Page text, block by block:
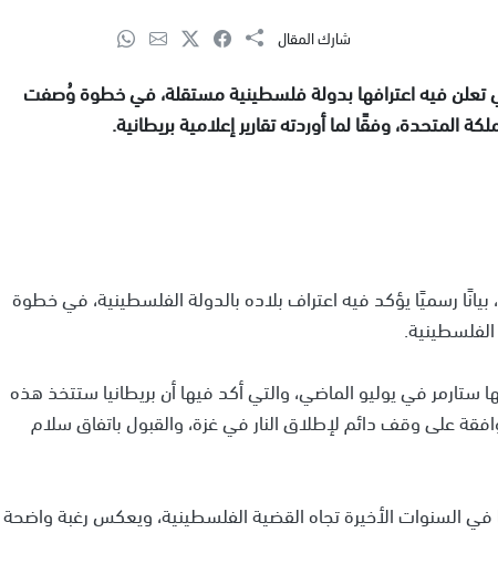
شارك المقال
تعلن فيه اعترافها بدولة فلسطينية مستقلة، في خطوة وُصفت
وفقًا لما أوردته تقارير إعلامية بريطانية.
بيانًا رسميًا يؤكد فيه اعتراف بلاده بالدولة الفلسطينية، في خطوة
ستارمر في يوليو الماضي، والتي أكد فيها أن بريطانيا ستتخذ هذه
على وقف دائم لإطلاق النار في غزة، والقبول باتفاق سلام
في السنوات الأخيرة تجاه القضية الفلسطينية، ويعكس رغبة واضحة